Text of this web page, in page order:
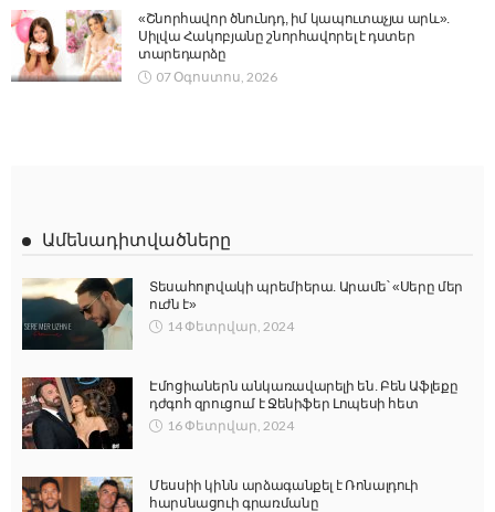
«Շնորհավոր ծնունդդ, իմ կապուտաչյա արև».
Սիլվա Հակոբյանը շնորհավորել է դստեր
տարեդարձը
07 Օգոստոս, 2026
Ամենադիտվածները
Տեսահոլովակի պրեմիերա. Արամե՝ «Սերը մեր
ուժն է»
14 Փետրվար, 2024
Էմոցիաներն անկառավարելի են. Բեն Աֆլեքը
դժգոհ զրուցում է Ջենիֆեր Լոպեսի հետ
16 Փետրվար, 2024
Մեսսիի կինն արձագանքել է Ռոնալդուի
հարսնացուի գրառմանը